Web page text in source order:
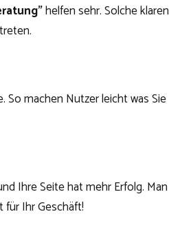
helfen sehr. Solche klaren
machen Nutzer leicht was Sie
Ihre Seite hat mehr Erfolg. Man
für Ihr Geschäft!